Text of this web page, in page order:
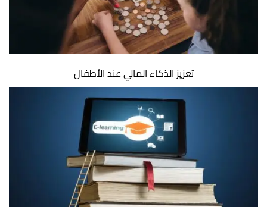
تعزيز الذكاء المالي عند الأطفال